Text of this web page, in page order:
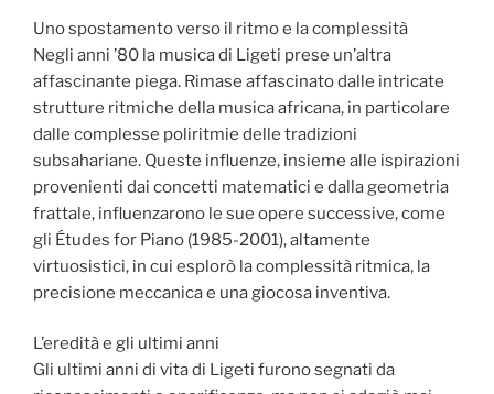
Uno spostamento verso il ritmo e la complessità
Negli anni ’80 la musica di Ligeti prese un’altra
affascinante piega. Rimase affascinato dalle intricate
strutture ritmiche della musica africana, in particolare
dalle complesse poliritmie delle tradizioni
subsahariane. Queste influenze, insieme alle ispirazioni
provenienti dai concetti matematici e dalla geometria
frattale, influenzarono le sue opere successive, come
gli Études for Piano (1985-2001), altamente
virtuosistici, in cui esplorò la complessità ritmica, la
precisione meccanica e una giocosa inventiva.
L’eredità e gli ultimi anni
Gli ultimi anni di vita di Ligeti furono segnati da